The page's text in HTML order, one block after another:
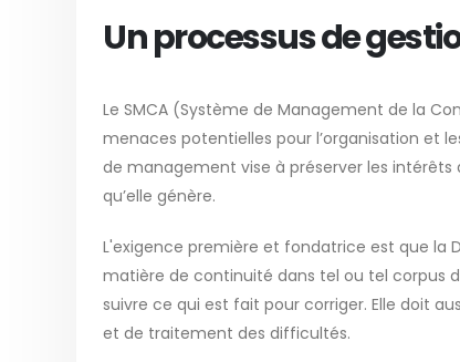
Un processus de
Le SMCA (Système de Management de la
menaces potentielles pour l’organisation et
de management vise à préserver les
qu’elle génère.
L'exigence première et fondatrice est que la
matière de continuité dans tel ou tel corpus
suivre ce qui est fait pour corriger. Elle doit
et de traitement des difficultés.